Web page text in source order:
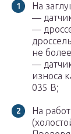
На
—
—
не
—
износа
035 В;
На